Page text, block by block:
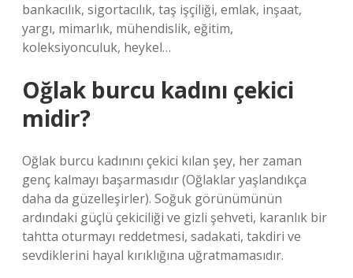
bankacılık, sigortacılık, taş işçiliği, emlak, inşaat,
yargı, mimarlık, mühendislik, eğitim,
koleksiyonculuk, heykel…
Oğlak burcu kadını çekici
midir?
Oğlak burcu kadınını çekici kılan şey, her zaman
genç kalmayı başarmasıdır (Oğlaklar yaşlandıkça
daha da güzelleşirler). Soğuk görünümünün
ardındaki güçlü çekiciliği ve gizli şehveti, karanlık bir
tahtta oturmayı reddetmesi, sadakati, takdiri ve
sevdiklerini hayal kırıklığına uğratmamasıdır.